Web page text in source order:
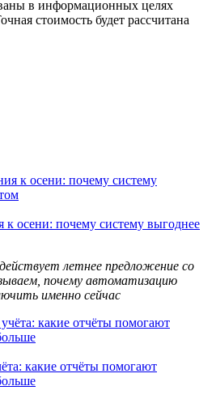
в информационных целях
стоимость будет рассчитана
к осени: почему систему выгоднее
летнее предложение со
почему автоматизацию
именно сейчас
какие отчёты помогают